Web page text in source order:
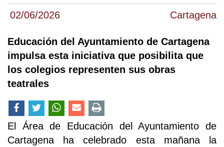
02/06/2026 Cartagena
Educación del Ayuntamiento de Cartagena
impulsa esta iniciativa que posibilita que
los colegios representen sus obras
teatrales
El Área de Educación del Ayuntamiento de
Cartagena ha celebrado esta mañana la